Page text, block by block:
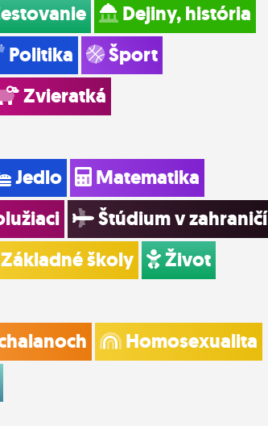
Dejiny, história
Politika
Šport
Zvieratká
Jedlo
Matematika
Štúdium v zahraničí
Základné školy Život
Homosexualita